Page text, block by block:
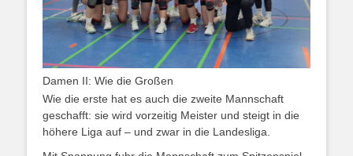
Damen II: Wie die Großen
Wie die erste hat es auch die zweite Mannschaft
geschafft: sie wird vorzeitig Meister und steigt in die
höhere Liga auf – und zwar in die Landesliga.